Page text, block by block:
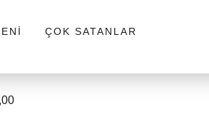
ÇOK SATANLAR